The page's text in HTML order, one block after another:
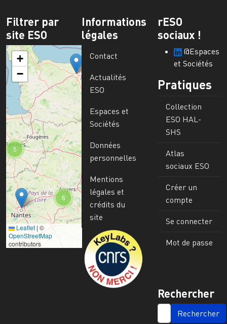
Filtrer par
site ESO
6
5
+
−
Leaflet | ©
OpenStreetMap
contributors
Informations
légales
Contact
Actualités
ESO
Espaces et
Sociétés
Données
personnelles
Mentions
légales et
crédits du
site
Image
rESO
sociaux !
@Espaces
et Sociétés
Pratiques
Collection
ESO HAL-
SHS
Atlas
sociaux ESO
Créer un
compte
Se connecter
Mot de passe
Rechercher
SEARCH